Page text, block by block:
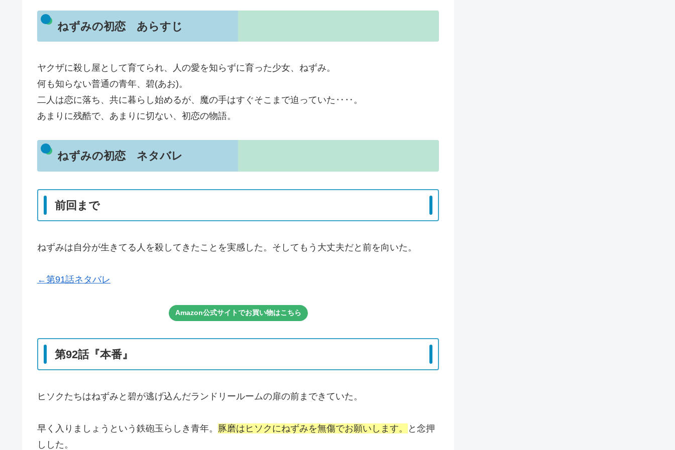
ねずみの初恋 あらすじ
ヤクザに殺し屋として育てられ、人の愛を知らずに育った少女、ねずみ。
何も知らない普通の青年、碧(あお)。
二人は恋に落ち、共に暮らし始めるが、魔の手はすぐそこまで迫っていた‥‥。
あまりに残酷で、あまりに切ない、初恋の物語。
ねずみの初恋 ネタバレ
前回まで
ねずみは自分が生きてる人を殺してきたことを実感した。そしてもう大丈夫だと前を向いた。
←第91話ネタバレ
Amazon公式サイトでお買い物はこちら
第92話『本番』
ヒソクたちはねずみと碧が逃げ込んだランドリールームの扉の前まできていた。
早く入りましょうという鉄砲玉らしき青年。 豚磨はヒソクにねずみを無傷でお願いします。
と念押
しした。